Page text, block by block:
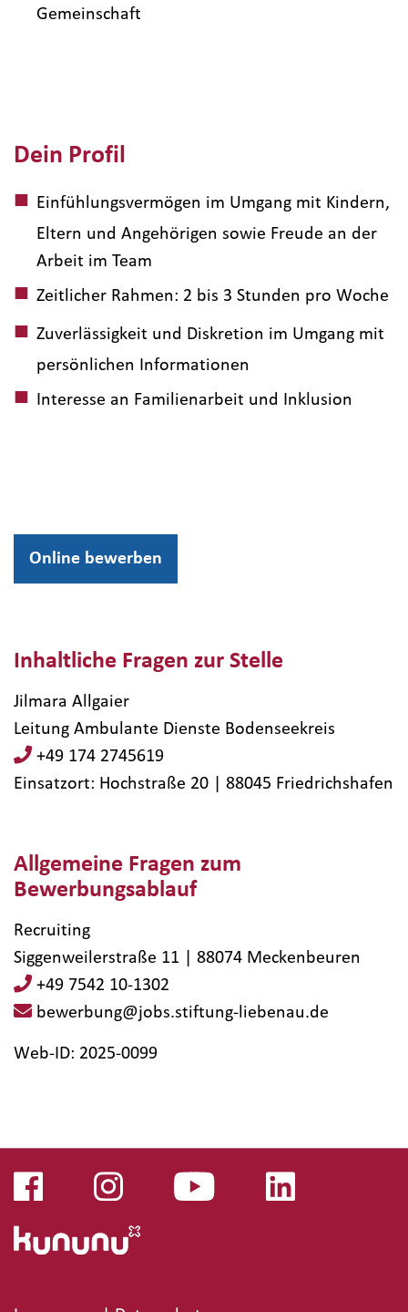
Gemeinschaft
Dein Profil
Einfühlungsvermögen im Umgang mit Kindern,
Eltern und Angehörigen sowie Freude an der
Arbeit im Team
Zeitlicher Rahmen: 2 bis 3 Stunden pro Woche
Zuverlässigkeit und Diskretion im Umgang mit
persönlichen Informationen
Interesse an Familienarbeit und Inklusion
Inhaltliche Fragen zur Stelle
Jilmara Allgaier
Leitung Ambulante Dienste Bodenseekreis
+49 174 2745619
Einsatzort: Hochstraße 20 | 88045​ Friedrichshafen
Allgemeine Fragen zum
Bewerbungsablauf
Recruiting
Siggenweilerstraße 11 | 88074 Meckenbeuren
+49 7542 10-1302
bewerbung@jobs.stiftung-liebenau.de
Web-ID: 2025-0099
Online bewerben